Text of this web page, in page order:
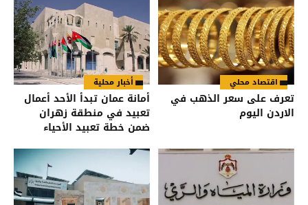
اقتصاد محلي
تعرف على سعر الذهب في
الاردن اليوم
أخبار محلية
أمانة عمان تبدأ الأحد أعمال
تعبيد في منطقة زهران
ضمن خطة تعبيد الأحياء